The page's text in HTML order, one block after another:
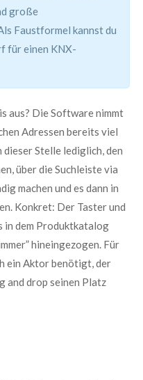
große
Faustformel kannst du
für einen KNX-
aus? Die Software nimmt
Adressen bereits viel
Stelle lediglich, den
über die Suchleiste via
machen und es dann in
Konkret: Der Taster und
in dem Produktkatalog
hineingezogen. Für
ein Aktor benötigt, der
and drop seinen Platz